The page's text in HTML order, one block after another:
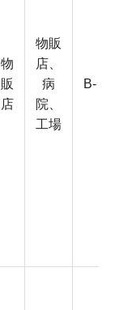
物
販
店
物販
店、
病
院、
工場
B-